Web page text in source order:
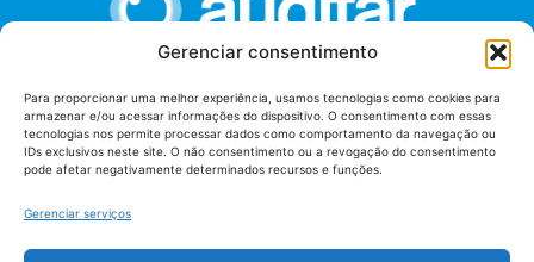
Gerenciar consentimento
Para proporcionar uma melhor experiência, usamos tecnologias como cookies para
armazenar e/ou acessar informações do dispositivo. O consentimento com essas
tecnologias nos permite processar dados como comportamento da navegação ou
IDs exclusivos neste site. O não consentimento ou a revogação do consentimento
pode afetar negativamente determinados recursos e funções.
Gerenciar serviços
União dos Auditores Federais de Controle Externo -
AUDITAR
Setor de Administração Federal Sul (SAF/Sul), Qd. 04, Lt. 01
Tribunal de Contas da União (TCU), Subsolo, Sala S04
Telefone: (61)3527-7292